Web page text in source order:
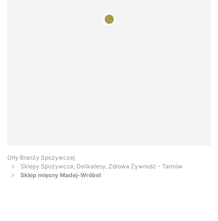
Orły Branży Spożywczej
Sklepy Spożywcze, Delikatesy, Zdrowa Żywność - Tarnów
Sklep mięsny Madej-Wróbel